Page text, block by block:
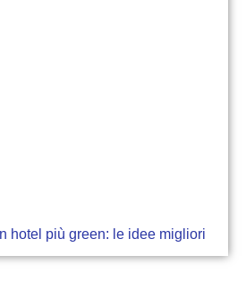
hotel più green: le idee migliori